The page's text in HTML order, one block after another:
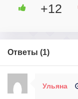
+12
Ответы (1)
Ульяна